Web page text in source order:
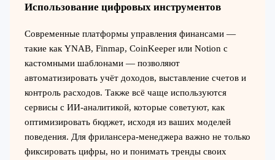
Использование цифровых инструментов
Современные платформы управления финансами —
такие как YNAB, Finmap, CoinKeeper или Notion с
кастомными шаблонами — позволяют
автоматизировать учёт доходов, выставление счетов и
контроль расходов. Также всё чаще используются
сервисы с ИИ-аналитикой, которые советуют, как
оптимизировать бюджет, исходя из ваших моделей
поведения. Для фрилансера-менеджера важно не только
фиксировать цифры, но и понимать тренды своих